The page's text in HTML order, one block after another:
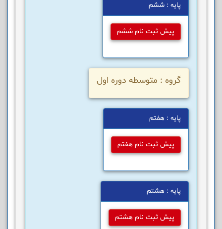
پایه : ششم
پیش ثبت نام ششم
گروه : متوسطه دوره اول
پایه : هفتم
پیش ثبت نام هفتم
پایه : هشتم
پیش ثبت نام هشتم